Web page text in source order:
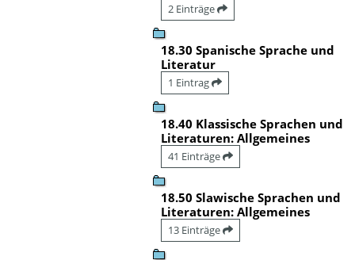
2 Einträge
18.30 Spanische Sprache und
Literatur
1 Eintrag
18.40 Klassische Sprachen und
Literaturen: Allgemeines
41 Einträge
18.50 Slawische Sprachen und
Literaturen: Allgemeines
13 Einträge